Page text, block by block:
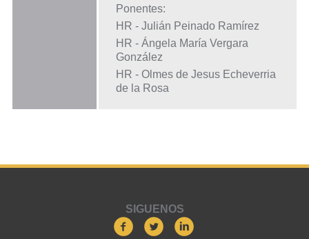
Ponentes:
HR - Julián Peinado Ramírez
HR - Ángela María Vergara
González
HR - Olmes de Jesus Echeverria
de la Rosa
SIGUENOS